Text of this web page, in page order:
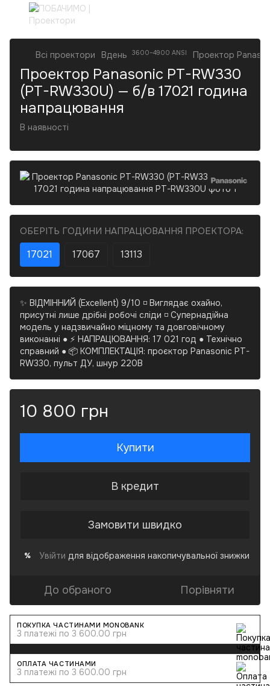
Всі проектори Вдень 3600–4900 ANSI Проектор
Проектор Panasonic PT-RW330
(PT-RW330U) — б/в 17021 година
напрацювання
В наявності
ОБЕРІТЬ ГОДИНИ НАПРАЦЮВАННЯ ПРОЕКТОРА:
17021 17067 13113
✨ ВІДМІННИЙ (Excellent) 9/10 ◽ Виглядає охайно,
присутні лише дрібні робочі сліди ◽ Супернадійна
модель у надзвичайно міцному та довговічному
виконанні ● ⚡ НАПРАЦЮВАННЯ: 17 021 год ● Технічно
справний ● 📦 КОМПЛЕКТАЦІЯ: проєктор Panasonic PT-
RW330, пульт ДУ, шнур 220В
10 800 грн
Купити
В кредит
Замовити швидко
% Увійти для відображення накопичувальної знижки
До обраного Порівняти
ПОКУПКА ЧАСТИНАМИ MONOBANK
3 платежі по 3 600.00 грн
ОПЛАТА ЧАСТИНАМИ
3 платежі по 3 600.00 грн